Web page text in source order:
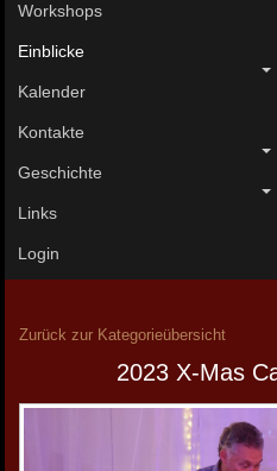
Workshops
Einblicke
Kalender
Kontakte
Geschichte
Links
Login
Zurück zur Kategorieübersicht
2023 X-Mas